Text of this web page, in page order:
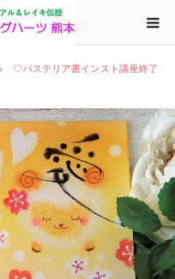
♡パステリア書インスト講座終了